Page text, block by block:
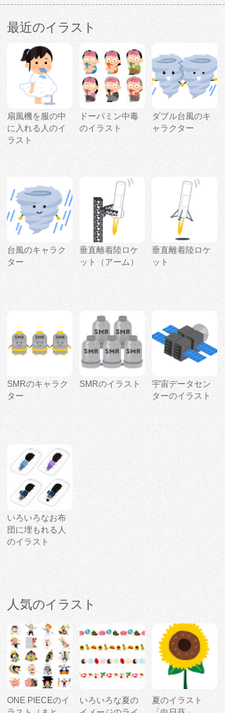
最近のイラスト
扇風機を服の中
に入れる人のイ
ラスト
ドーパミン中毒
のイラスト
ダブル台風のキ
ャラクター
台風のキャラク
ター
垂直離着陸ロケ
ット（アーム）
垂直離着陸ロケ
ット
SMRのキャラク
ター
SMRのイラスト
宇宙データセン
ターのイラスト
いろいろなお布
団に埋もれる人
のイラスト
人気のイラスト
ONE PIECEのイ
いろいろな夏の
夏のイラスト